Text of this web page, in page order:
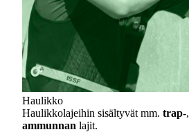
Haulikko
Haulikkolajeihin sisältyvät mm. trap-,
ammunnan lajit.